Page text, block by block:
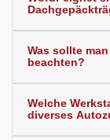
Was sollte
beachten?
Welche
diverses